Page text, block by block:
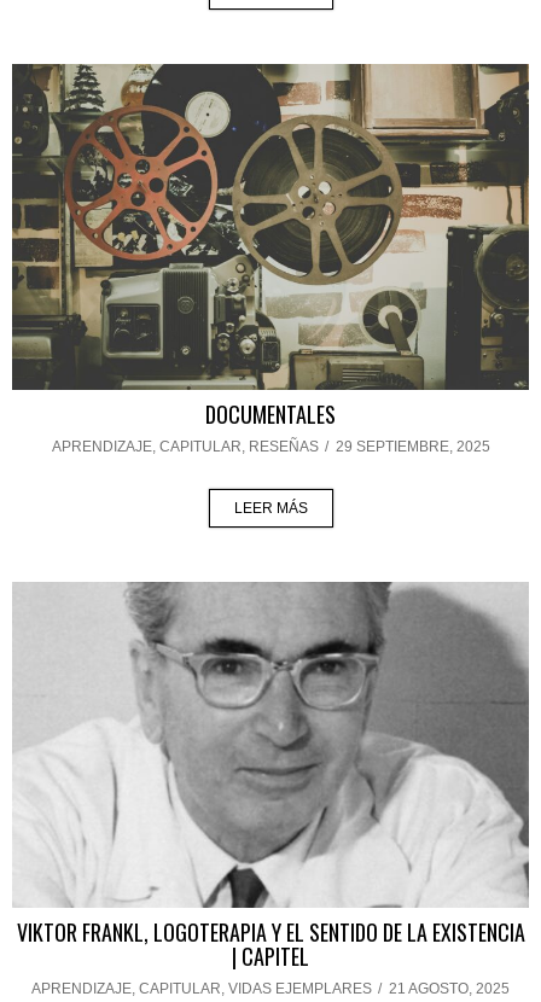
DOCUMENTALES
APRENDIZAJE, CAPITULAR, RESEÑAS / 29 SEPTIEMBRE, 2025
LEER MÁS
VIKTOR FRANKL, LOGOTERAPIA Y EL SENTIDO DE LA EXISTENCIA
| CAPITEL
APRENDIZAJE, CAPITULAR, VIDAS EJEMPLARES / 21 AGOSTO, 2025